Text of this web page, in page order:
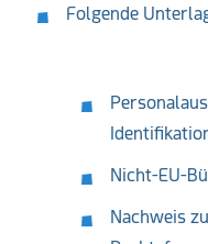
Folgende
Nicht-EU-
Nachweis